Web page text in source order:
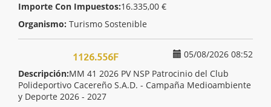
Importe Con Impuestos:16.335,00 €
Organismo: Turismo Sostenible
05/08/2026 08:52
1126.556F
Descripción:MM 41 2026 PV NSP Patrocinio del Club
Polideportivo Cacereño S.A.D. - Campaña Medioambiente
y Deporte 2026 - 2027